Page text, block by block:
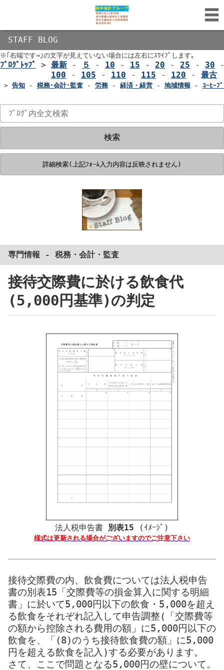
STAFF BLOG
※｢右端です→｣の文字が見えていない場合には左右にｽﾜｲﾌﾟします｡
ﾌﾞﾛｸﾞﾄｯﾌﾟ > 最新 - ５ - 10 - 15 - 20 - 25 - 30
100 - 105 - 110 - 115 - 120 - 最古
> 告知 - 税務･会計･監査 - 労務 - 経済・経営 - 地域情報 - ｺｰﾋｰﾌ
検索
詳細検索(上記ﾌｫｰﾑ入力内容は反映されません)
専門情報 - 税務 ・ 会計・ 監査
接待交際費に於ける飲食代
(5,000円基準)の判定
法人税申告書 別表15 (ｲﾒｰｼﾞ)
様式は更新される場合がございますのでご注意下さい
接待交際費の内、飲食費については法人税申告
書の別表15「交際費等の損金算入に関する明細
書」 に於いて5,000円以下の飲食・5,000を超え
る飲食をそれぞれ記入して申告調整(「交際費等
の額から控除される費用の額」に5,000円以下の
飲食を、「(8)のうち接待飲食費の額」に5,000
円を超える飲食を記入)する必要があります。
さて、ここで問題となる5,000円の壁について。